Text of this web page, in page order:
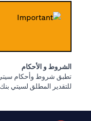
الشروط و الأحكام
تطبق شروط وأحكام سيتي
للتقدير المطلق لسيتي